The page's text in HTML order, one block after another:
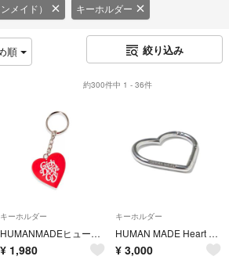
メイド） キーホルダー
順 絞り込み
約300件中 1 - 36件
キーホルダー
HUMANMADEヒューマンメイドGirlsDontCry キーホルダー 赤白
¥ 1,980
キーホルダー
HUMAN MADE Heart Carabiner "Silver"
¥ 3,000